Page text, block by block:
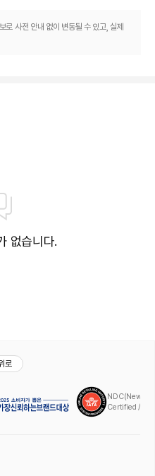
로 사전 안내 없이 변동될 수 있고, 실제
없습니다.